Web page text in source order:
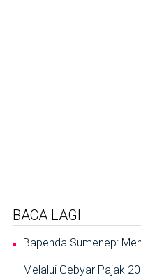
BACA LAGI
Bapenda Sumenep:
Melalui Gebyar Pajak